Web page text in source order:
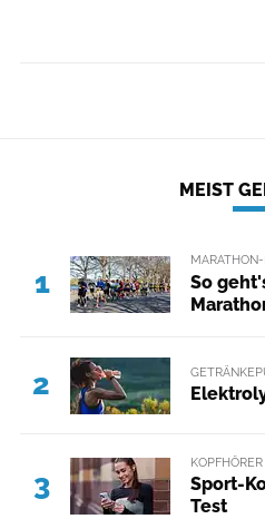
MEIST
1
So
2
3
Sport-
Test